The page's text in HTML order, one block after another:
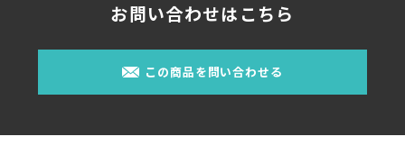
お問い合わせはこちら
この商品を問い合わせる